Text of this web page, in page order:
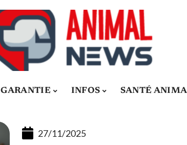
GARANTIE INFOS SANTÉ
27/11/2025